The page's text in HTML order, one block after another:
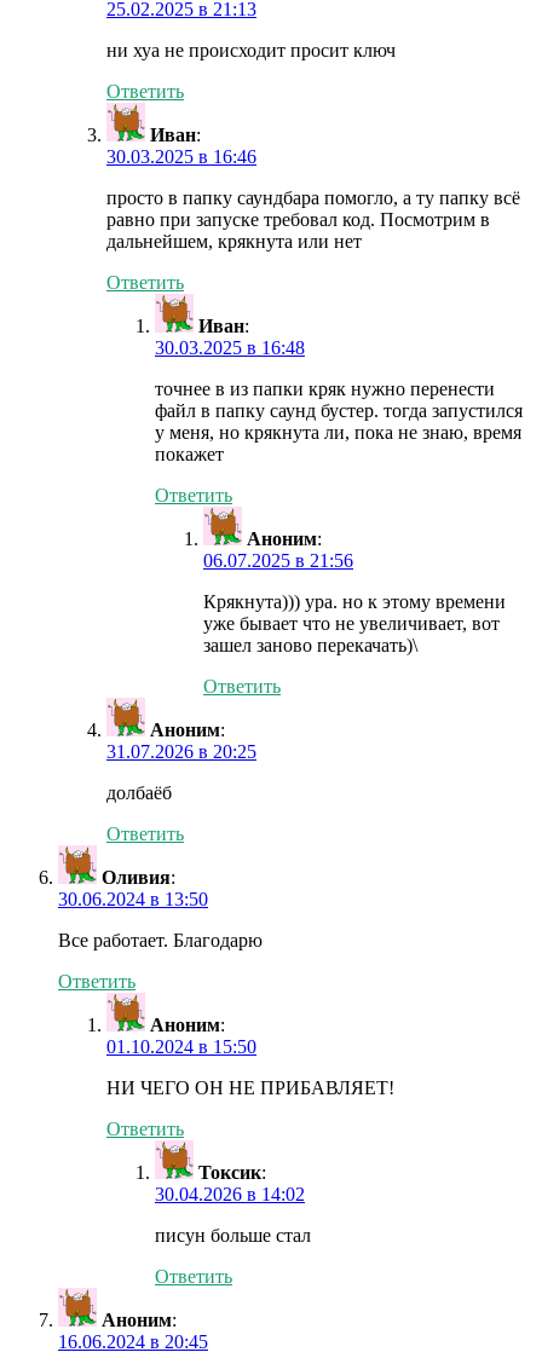
25.02.2025 в 21:13
ни хуа не происходит просит ключ
Ответить
Иван:
30.03.2025 в 16:46
просто в папку саундбара помогло, а ту папку всё
равно при запуске требовал код. Посмотрим в
дальнейшем, крякнута или нет
Ответить
Иван:
30.03.2025 в 16:48
точнее в из папки кряк нужно перенести
файл в папку саунд бустер. тогда запустился
у меня, но крякнута ли, пока не знаю, время
покажет
Ответить
Аноним:
06.07.2025 в 21:56
Крякнута))) ура. но к этому времени
уже бывает что не увеличивает, вот
зашел заново перекачать)\
Ответить
Аноним:
31.07.2026 в 20:25
долбаёб
Ответить
Оливия:
30.06.2024 в 13:50
Все работает. Благодарю
Ответить
Аноним:
01.10.2024 в 15:50
НИ ЧЕГО ОН НЕ ПРИБАВЛЯЕТ!
Ответить
Токсик:
30.04.2026 в 14:02
писун больше стал
Ответить
Аноним:
16.06.2024 в 20:45